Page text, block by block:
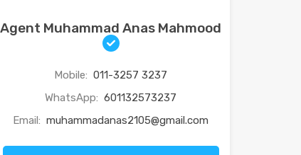
Agent Muhammad Anas Mahmood
Mobile: 011-3257 3237
WhatsApp: 601132573237
Email: muhammadanas2105@gmail.com